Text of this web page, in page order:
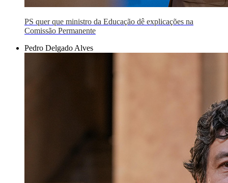
PS quer que ministro da Educação dê explicações na
Comissão Permanente
Pedro Delgado Alves